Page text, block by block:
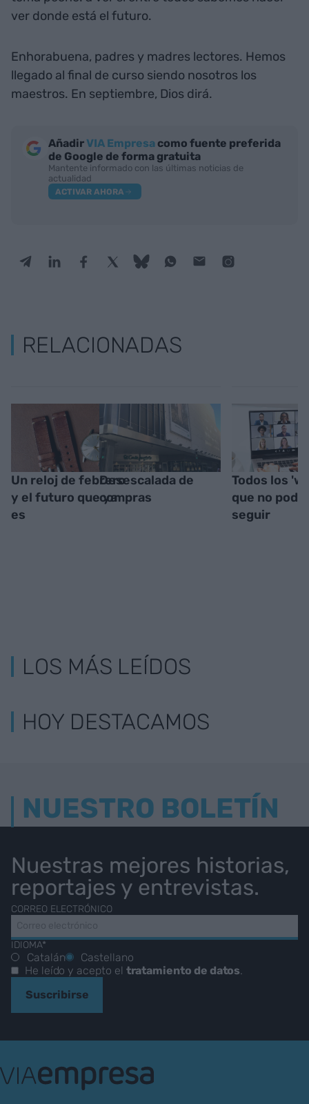
ver donde está el futuro.
Enhorabuena, padres y madres lectores. Hemos
llegado al final de curso siendo nosotros los
maestros. En septiembre, Dios dirá.
AñadirVIA Empresa como fuente preferida
de Google de forma gratuita
Mantente informado con las últimas noticias de
actualidad
ACTIVAR AHORA
RELACIONADAS
Un reloj de febrero
y el futuro que ya
es
Desescalada de
compras
Todos los
que no
seguir
LOS MÁS LEÍDOS
HOY DESTACAMOS
NUESTRO BOLETÍN
Nuestras mejores historias,
reportajes y entrevistas.
CORREO ELECTRÓNICO
IDIOMA*
Catalán
Castellano
He leído y acepto el tratamiento de datos.
Suscribirse